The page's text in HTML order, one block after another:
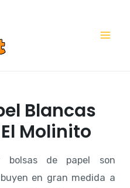
Blancas
Molinito
bolsas de papel son
en gran medida a